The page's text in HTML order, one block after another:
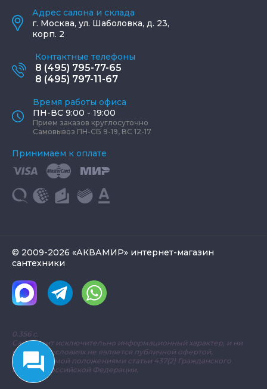
Адрес салона и склада
г. Москва, ул. Шаболовка, д. 23,
корп. 2
Контактные телефоны
8 (495) 795-77-65
8 (495) 797-11-67
Время работы офиса
ПН-ВС 9:00 - 19:00
Прием заказов круглосуточно
Самовывоз ПН-СБ 9-19, ВС 12-17
Принимаем к оплате
© 2009-2026 «АКВАМИР» интернет-магазин
сантехники
0.356 с.
Сайт носит исключительно информационный характер, и ни
при каких условиях не является публичной офертой,
определяемой положениями статьи 437(2) Гражданского
кодекса Российской Федерации.